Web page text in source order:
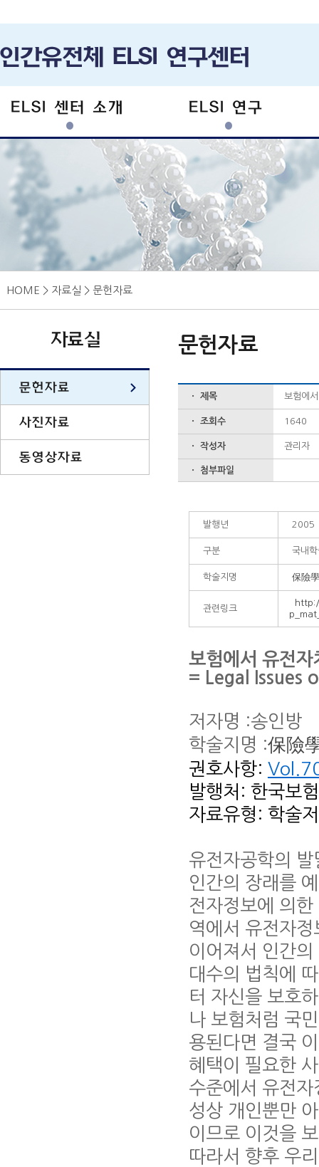
ELSI 센터 소개 ELSI 연구
HOME > 자료실 > 문헌자료
자료실
문헌자료
사진자료
동영상자료
문헌자료
ㆍ 제목 보험에
ㆍ 조회수 1640
ㆍ 작성자 관리자
ㆍ 첨부파일
발행년 2005
구분 국내
학술지명 保險
관련링크
보험에서 유전
= Legal Issues
저자명 :송인방
학술지명 :保險
권호사항:
발행처: 한국보
자료유형: 학술
유전자공학의
인간의 장래를
전자정보에 의
역에서 유전자
이어져서 인간
대수의 법칙에
터 자신을 보호
나 보험처럼 국
용된다면 결국
혜택이 필요한
수준에서 유전
성상 개인뿐만
이므로 이것을
따라서 향후 우